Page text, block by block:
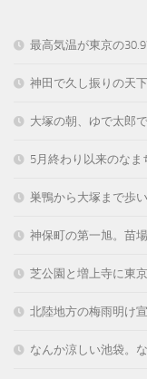
最高気温が東京の
神田で久し振りの天
大塚の朝、ゆで太郎
5月終わり以来のなま
巣鴨から大塚まで歩
神保町の第一旭。苗
芝公園と増上寺に東
北陸地方の梅雨明け
なんか涼しい池袋。